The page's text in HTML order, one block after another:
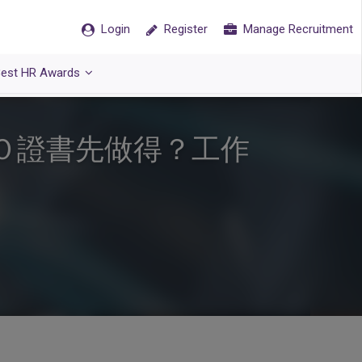
Login Register Manage Recruitment
HR Awards
證書先做得？工作